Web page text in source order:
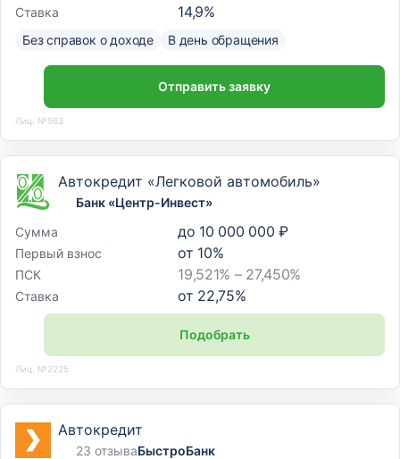
Ставка 14,9%
Без справок о доходе В день обращения
Отправить заявку
Лиц. №963
Автокредит «Легковой автомобиль»
Банк «Центр-Инвест»
Сумма
до 10 000 000 ₽
Первый взнос от 10%
ПСК 19,521% – 27,450%
Ставка от 22,75%
Подобрать
Лиц. №2225
Автокредит
23 отзываБыстроБанк